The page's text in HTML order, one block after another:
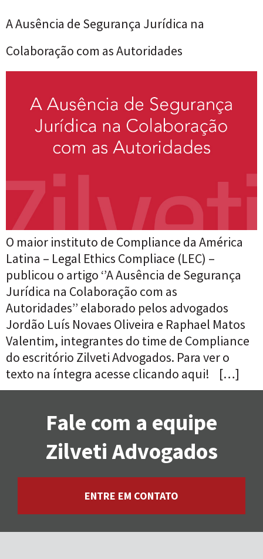
A Ausência de Segurança Jurídica na
Colaboração com as Autoridades
O maior instituto de Compliance da América
Latina – Legal Ethics Compliace (LEC) –
publicou o artigo ‘’A Ausência de Segurança
Jurídica na Colaboração com as
Autoridades’’ elaborado pelos advogados
Jordão Luís Novaes Oliveira e Raphael Matos
Valentim, integrantes do time de Compliance
do escritório Zilveti Advogados. Para ver o
texto na íntegra acesse clicando aqui! […]
Fale com a equipe
Zilveti Advogados
ENTRE EM CONTATO